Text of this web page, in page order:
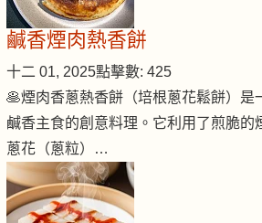
鹹香煙肉熱香餅
十二 01, 2025點擊數: 425
🥞煙肉香蔥熱香餅（培根蔥花鬆餅）是
鹹香主食的創意料理。它利用了煎脆的
蔥花（蔥粒）…